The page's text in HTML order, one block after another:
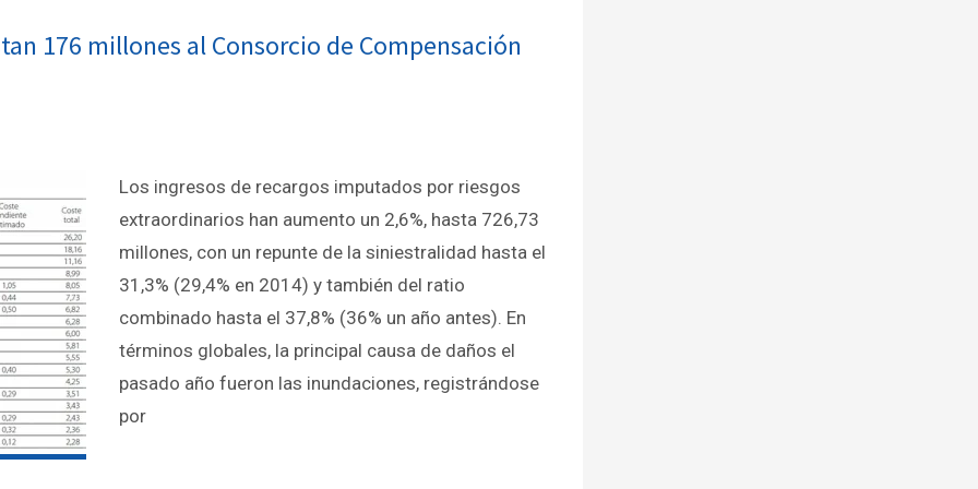
176 millones al Consorcio de Compensación
Los ingresos de recargos imputados por riesgos
extraordinarios han aumento un 2,6%, hasta 726,73
millones, con un repunte de la siniestralidad hasta el
31,3% (29,4% en 2014) y también del ratio
combinado hasta el 37,8% (36% un año antes). En
términos globales, la principal causa de daños el
pasado año fueron las inundaciones, registrándose
por